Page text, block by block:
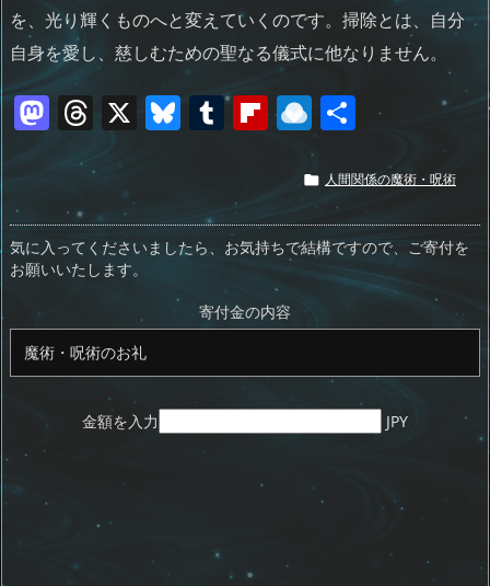
を、光り輝くものへと変えていくのです。掃除とは、自分
自身を愛し、慈しむための聖なる儀式に他なりません。
M
st
o
d
o
n
T
re
a
d
s
X Bl
sk
y
T
bl
r
Fl
o
ar
d
R
ai
n
d
ro
p.
io
共
 人間関係の魔術・呪術
気に入ってくださいましたら、お気持ちで結構ですので、ご寄付を
お願いいたします。
寄付金の内容
金額を入力 JPY